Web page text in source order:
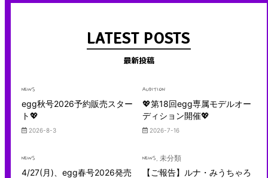
LATEST POSTS
最新投稿
NEWS
egg秋号2026予約販売スター
ト💖
2026-8-3
AUDITION
💖第18回egg専属モデルオー
ディション開催💖
2026-7-16
NEWS
4/27(月)、egg春号2026発売
NEWS , 未分類
【ご報告】ルナ・みうちゃろ